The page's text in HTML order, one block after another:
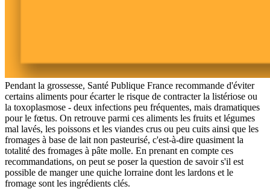
Pendant la grossesse, Santé Publique France recommande d'éviter
certains aliments pour écarter le risque de contracter la listériose ou
la toxoplasmose - deux infections peu fréquentes, mais dramatiques
pour le fœtus. On retrouve parmi ces aliments les fruits et légumes
mal lavés, les poissons et les viandes crus ou peu cuits ainsi que les
fromages à base de lait non pasteurisé, c'est-à-dire quasiment la
totalité des fromages à pâte molle. En prenant en compte ces
recommandations, on peut se poser la question de savoir s'il est
possible de manger une quiche lorraine dont les lardons et le
fromage sont les ingrédients clés.